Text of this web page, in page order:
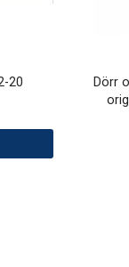
20
Dörr